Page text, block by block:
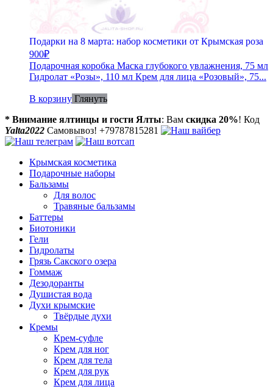
Подарки на 8 марта: набор косметики от Крымская роза
900₽
Подарочная коробка Маска глубокого увлажнения, 75 мл
Гидролат «Розы», 110 мл Крем для лица «Розовый», 75...
В корзину Глянуть
* Внимание ялтинцы и гости Ялты: Вам скидка 20%! Код
Yalta2022 Самовывоз! +79787815281
Крымская косметика
Подарочные наборы
Бальзамы
Для волос
Травяные бальзамы
Баттеры
Биотоники
Гели
Гидролаты
Грязь Сакского озера
Гоммаж
Дезодоранты
Душистая вода
Духи крымские
Твёрдые духи
Кремы
Крем-суфле
Крем для ног
Крем для тела
Крем для рук
Крем для лица